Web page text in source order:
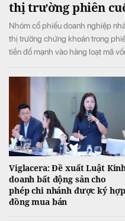
thị trường phiên
Nhóm cổ phiếu doanh nghiệp
thị trường chứng khoán trong
tiền đổ mạnh vào hàng loạt mã
trong sắc đỏ.
Viglacera: Đề xuất Luật
doanh bất động sản cho
phép chi nhánh được ký hợp
đồng mua bán